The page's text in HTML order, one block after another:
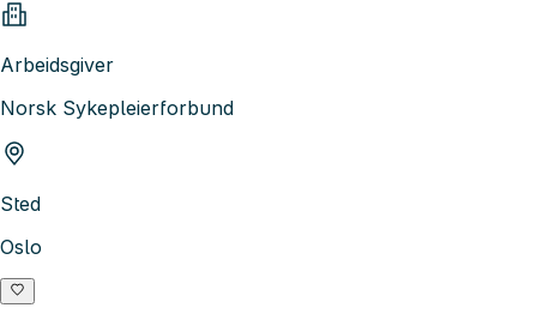
Arbeidsgiver
Norsk Sykepleierforbund
Sted
Oslo